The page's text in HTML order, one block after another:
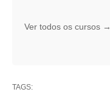
Ver todos os cursos →
TAGS: